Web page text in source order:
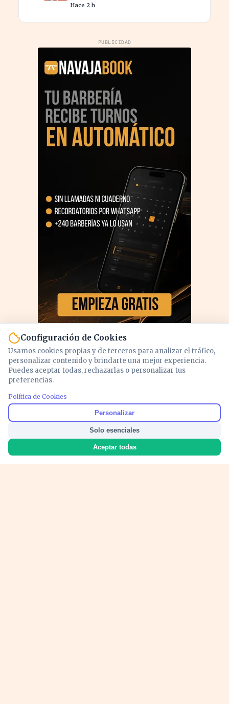
Hace 2 h
PUBLICIDAD
Configuración de Cookies
Usamos cookies propias y de terceros para analizar el tráfico,
personalizar contenido y brindarte una mejor experiencia.
Puedes aceptar todas, rechazarlas o personalizar tus
preferencias.
Política de Cookies
Personalizar
Solo esenciales
Aceptar todas